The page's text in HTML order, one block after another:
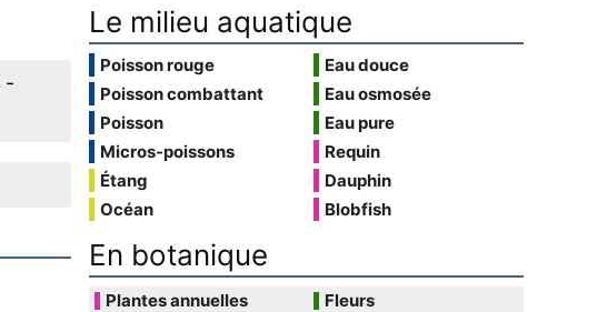
-
Le milieu aquatique
Poisson rouge
Poisson combattant
Poisson
Micros-poissons
Étang
Océan
Eau douce
Eau osmosée
Eau pure
Requin
Dauphin
Blobfish
En botanique
Plantes annuelles
Fleurs